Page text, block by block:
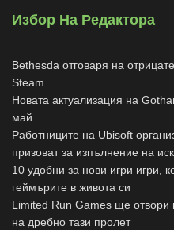
Избор На Редактора
Bethesda отговаря на
Steam
Новата актуализация на
май
Работниците на Ubisoft
призоват за изпълнение на
10 удобни за нови игри игри,
геймърите в живота си
Limited Run Games ще отвори
на дребно тази пролет